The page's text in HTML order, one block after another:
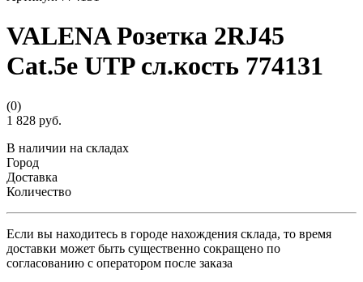
VALENA Розетка 2RJ45
Cat.5e UTP сл.кость 774131
(0)
1 828 руб.
В наличии на складах
Город
Доставка
Количество
Если вы находитесь в городе нахождения склада, то время
доставки может быть существенно сокращено по
согласованию с оператором после заказа